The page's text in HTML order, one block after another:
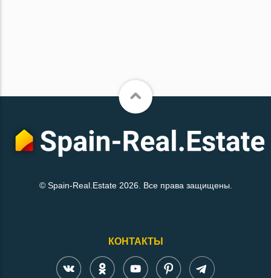
© Spain-Real.Estate 2026. Все права защищены.
КОНТАКТЫ